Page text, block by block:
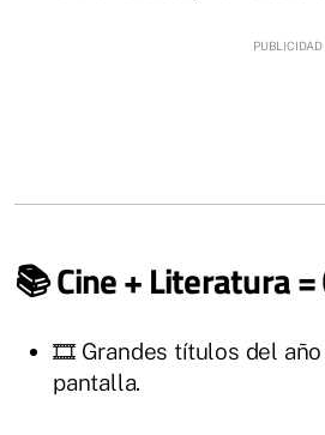
📚 Cine + Literatura =
🎞️ Grandes títulos del año
pantalla.